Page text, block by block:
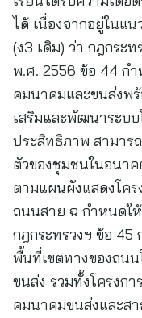
ได้ เนื่องจากอยู่ในแ
(ง3 เดิม) ว่า กฎกระ
พ.ศ. 2556 ข้อ 44 ก
คมนาคมและขนส่งพ
เสริมและพัฒนาระบ
ประสิทธิภาพ สามาร
ตัวของชุมชนในอนา
ตามแผนผังแสดงโค
ถนนสาย ฉ กำหนดใ
กฎกระทรวงฯ ข้อ 45
พื้นที่เขตทางของถน
ขนส่ง รวมทั้งโครงก
คมนาคมขนส่งและส